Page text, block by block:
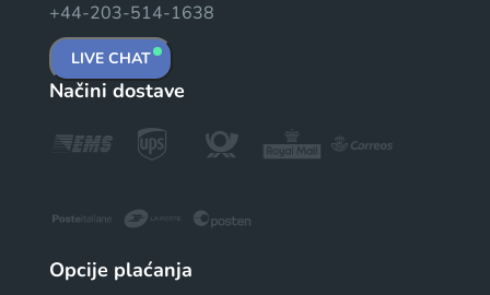
+44-203-514-1638
LIVE CHAT
Načini dostave
Opcije plaćanja